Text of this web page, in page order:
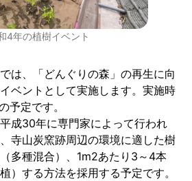
4年の植樹イベント
は、「どんぐりの森」の再生に向
ベントとして実施します。実施時
予定です。
成30年に専門家によって行われ
寺山炭窯跡周辺の環境に適した樹
多種混合）、1m2あたり3～4本
）する方法を採用する予定です。